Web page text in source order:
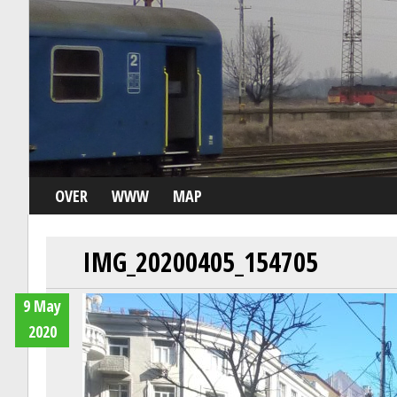
OVER WWW MAP
IMG_20200405_154705
9 May
2020